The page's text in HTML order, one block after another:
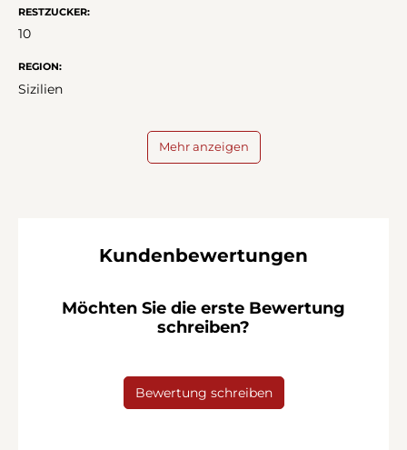
RESTZUCKER:
10
REGION:
Sizilien
Mehr anzeigen
Kundenbewertungen
Möchten Sie die erste Bewertung
schreiben?
Bewertung schreiben